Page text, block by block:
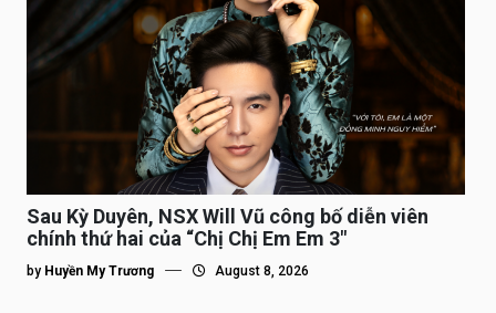
Sau Kỳ Duyên, NSX Will Vũ công bố diễn viên
chính thứ hai của “Chị Chị Em Em 3″
by Huyền My Trương August 8, 2026